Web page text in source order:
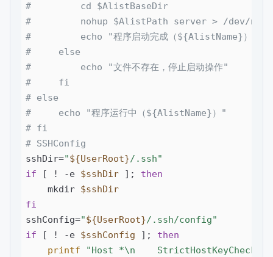
#         cd $AlistBaseDir
#         nohup $AlistPath server > /dev/null
#         echo "程序启动完成（${AlistName}）"
#     else
#         echo "文件不存在，停止启动操作"
#     fi
# else
#     echo "程序运行中（${AlistName}）"
# fi
# SSHConfig
sshDir="${UserRoot}/.ssh"
if [ ! -e $sshDir ]; then
    mkdir
$sshDir
fi
sshConfig="${UserRoot}/.ssh/config"
if [ ! -e $sshConfig ]; then
printf
"Host *\n